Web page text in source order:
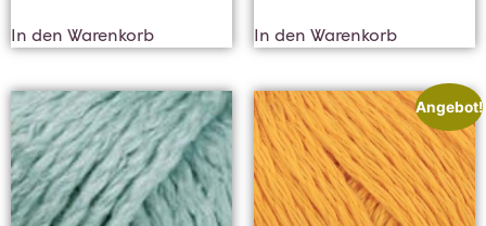
In den Warenkorb In den Warenkorb
Angebot!